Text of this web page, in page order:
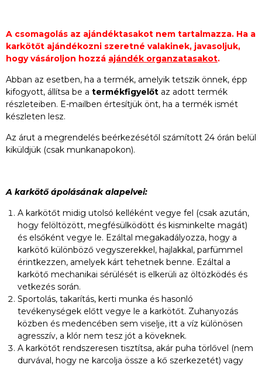
A csomagolás az ajándéktasakot nem tartalmazza. Ha a
karkötőt ajándékozni szeretné valakinek, javasoljuk,
hogy vásároljon hozzá ajándék organzatasakot.
Abban az esetben, ha a termék, amelyik tetszik önnek, épp
kifogyott, állítsa be a termékfigyelőt az adott termék
részleteiben. E-mailben értesítjük önt, ha a termék ismét
készleten lesz.
Az árut a megrendelés beérkezésétől számított 24 órán belül
kiküldjük (csak munkanapokon).
A karkötő ápolásának alapelvei:
A karkötőt midig utolsó kelléként vegye fel (csak azután,
hogy felöltözött, megfésülködött és kisminkelte magát)
és elsőként vegye le. Ezáltal megakadályozza, hogy a
karkötő különböző vegyszerekkel, hajlakkal, parfümmel
érintkezzen, amelyek kárt tehetnek benne. Ezáltal a
karkötő mechanikai sérülését is elkerüli az öltözködés és
vetkezés során.
Sportolás, takarítás, kerti munka és hasonló
tevékenységek előtt vegye le a karkötőt. Zuhanyozás
közben és medencében sem viselje, itt a víz különösen
agresszív, a klór nem tesz jót a köveknek.
A karkötőt rendszeresen tisztítsa, akár puha törlővel (nem
durvával, hogy ne karcolja össze a kő szerkezetét) vagy